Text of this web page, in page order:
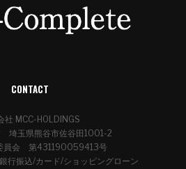
CONTACT
社 MCC-HOLDINGS
玉県熊谷市佐谷田1001-2
員会 第431190059413号
行振込/カード/ショッピングローン